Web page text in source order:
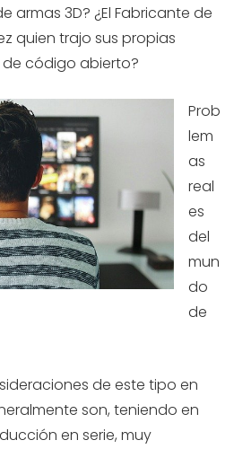
armas 3D? ¿El Fabricante de
quien trajo sus propias
código abierto?
Prob
lem
as
real
es
del
mun
do
de
de este tipo en
son, teniendo en
en serie, muy